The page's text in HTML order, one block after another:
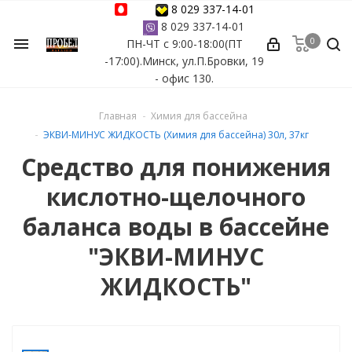
menu
8 029 337-14-01
8 029 337-14-01
ПН-ЧТ с 9:00-18:00(ПТ
-17:00).Минск, ул.П.Бровки, 19
- офис 130.
бассейнов
0
Главная
Химия для бассейна
ЭКВИ-МИНУС ЖИДКОСТЬ (Химия для бассейна) 30л, 37кг
Средство для понижения
кислотно-щелочного
баланса воды в бассейне
"ЭКВИ-МИНУС
ЖИДКОСТЬ"